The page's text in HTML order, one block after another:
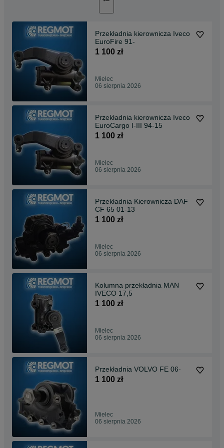
Przekładnia kierownicza Iveco
EuroFire 91-
1 100 zł
Mielec
06 sierpnia 2026
Przekładnia kierownicza Iveco
EuroCargo I-III 94-15
1 100 zł
Mielec
06 sierpnia 2026
Przekładnia Kierownicza DAF
CF 65 01-13
1 100 zł
Mielec
06 sierpnia 2026
Kolumna przekładnia MAN
IVECO 17,5
1 100 zł
Mielec
06 sierpnia 2026
Przekładnia VOLVO FE 06-
1 100 zł
Mielec
06 sierpnia 2026